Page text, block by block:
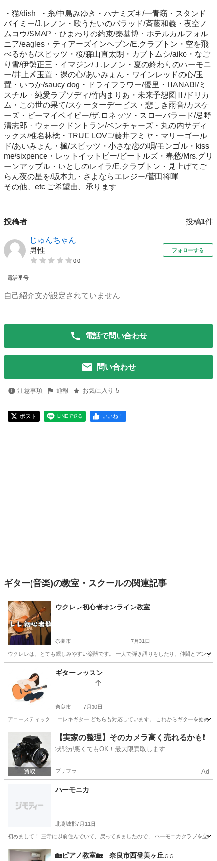
・猫/dish  ・糸/中島みゆき・ハナミズキ/一青窈・スタンド
バイミー/J.レノン・歌うたいのバラッド/斉藤和義・夜空ノ
ムコウ/SMAP・ひまわりの約束/秦基博・ホテルカルフォル
ニア/eagles・ティアーズインヘブン/E.クラプトン・空を飛
べるかも/スピッツ・桜/森山直太朗・カブトムシ/aiko・なご
り雪/伊勢正三・イマジン/Ｊ.レノン・夏の終わりのハーモニ
ー/井上〆玉置・裸の心/あいみょん・ワインレッドの心/玉
置・いつか/saucy dog・ドライフラワー/優里・HANABI/ミ
スチル・純愛ラプソディ/竹内まりあ・未来予想図Ⅱ/ドリカ
ム・この世の果て/スケーターデービス・悲しき雨音/カスケ
ーズ・ビーマイベイビー/ザ.ロネッツ・スローバラード/忌野
清志郎・ウォークドントラン/ベンチャーズ・丸の内サディ
ックス/椎名林檎・TRUE LOVE/藤井フミヤ・マリーゴール
ド/あいみょん・楓/スピッツ・小さな恋の唄/モンゴル・kiss
me/sixpence・レットイットビー/ビートルズ・春愁/Mrs.グリ
ーンアップル・いとしのレイラ/E.クラプトン・見上げてご
らん夜の星を/坂本九・さよならエレジー/菅田将暉
その他、etc ご希望曲、承ります
投稿者 投稿1件
じゅんちゃん
男性
0.0
フォローする
電話番号
自己紹介文が設定されていません
電話で問い合わせ
問い合わせ
注意事項 通報 お気に入り 5
ポスト LINEで送る いいね！
ギター(音楽)の教室・スクールの関連記事
ウクレレ初心者オンライン教室
奈良市 7月31日
ウクレレは、とても親しみやすい楽器です。 一人で弾き語りをしたり、仲間とアン
ウクレレ
ギターレッスン
奈良市 7月30日
アコースティック エレキギター どちらも対応しています。 これからギターを始め
ギター エレキギター
【実家の整理】そのカメラ高く売れるかも❗️
状態が悪くてもOK！最大限買取します
プリフラ Ad
ハーモニカ
北葛城郡7月11日
初めまして！ 王寺に以前住んでいて、戻ってきましたので、 ハーモニカクラブを立
奈良 北葛城郡 その他 ハーモニカ
🏡ピアノ教室🏡 奈良市西登美ヶ丘♫♫